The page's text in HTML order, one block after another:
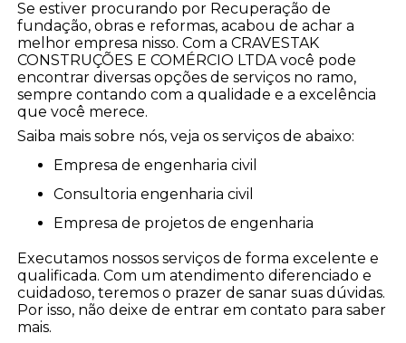
Se estiver procurando por Recuperação de
fundação, obras e reformas, acabou de achar a
melhor empresa nisso. Com a CRAVESTAK
CONSTRUÇÕES E COMÉRCIO LTDA você pode
encontrar diversas opções de serviços no ramo,
sempre contando com a qualidade e a excelência
que você merece.
Saiba mais sobre nós, veja os serviços de abaixo:
empresa de engenharia civil
consultoria engenharia civil
empresa de projetos de engenharia
Executamos nossos serviços de forma excelente e
qualificada. Com um atendimento diferenciado e
cuidadoso, teremos o prazer de sanar suas dúvidas.
Por isso, não deixe de entrar em contato para saber
mais.